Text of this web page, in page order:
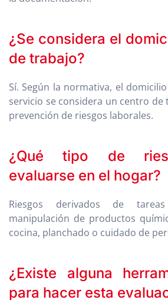
¿Se considera el
de trabajo?
Sí. Según la normativa, el
servicio se considera un centro de
prevención de riesgos laborales.
¿Qué tipo de
evaluarse en el hogar?
Riesgos derivados de
manipulación de productos
cocina, planchado o cuidado de
¿Existe alguna
para hacer esta